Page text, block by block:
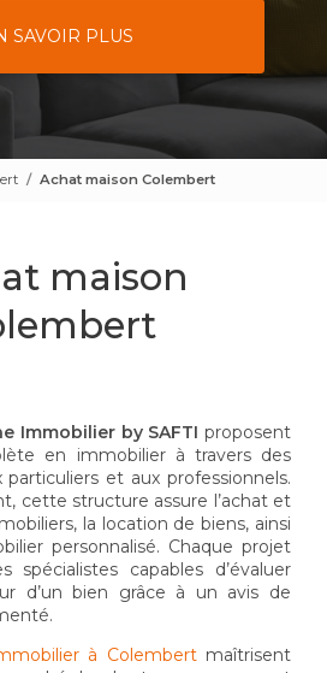
SAVOIR PLUS
Achat maison Colembert
maison
Immobilier by SAFTI proposent
en immobilier à travers des
particuliers et aux professionnels.
cette structure assure l’achat et
la location de biens, ainsi
personnalisé. Chaque projet
spécialistes capables d’évaluer
d’un bien grâce à un avis de
à Colembert maîtrisent